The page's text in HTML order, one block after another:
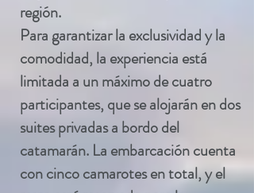
región.
Para garantizar la exclusividad y la
comodidad, la experiencia está
limitada a un máximo de cuatro
participantes, que se alojarán en dos
suites privadas a bordo del
catamarán. La embarcación cuenta
con cinco camarotes en total, y el